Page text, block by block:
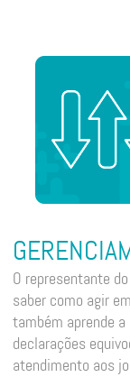
O representante
saber como agir
também aprende
declarações
atendimento aos